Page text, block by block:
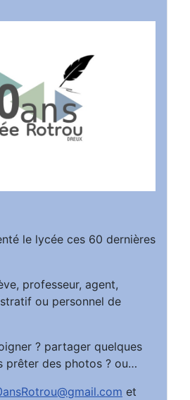
le lycée ces 60 dernières
professeur, agent,
ou personnel de
? partager quelques
prêter des photos ? ou…
et